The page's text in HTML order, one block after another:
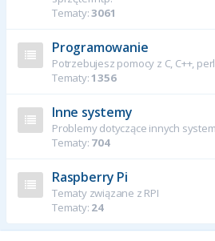
Tematy:3061
Programowanie
Potrzebujesz pomocy z C, C++,
Tematy:1356
Inne systemy
Problemy dotyczące innych
Tematy: 704
Raspberry Pi
Tematy związane z RPI
Tematy: 24